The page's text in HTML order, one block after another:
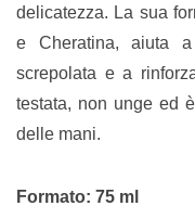
delicatezza. La sua
e Cheratina, aiuta
screpolata e a
testata, non unge ed
delle mani.
Formato: 75 ml